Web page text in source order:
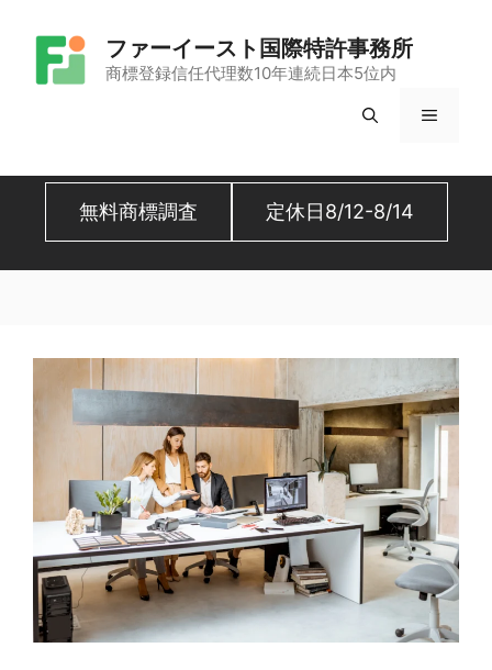
ファーイースト国際特許事務所
商標登録信任代理数10年連続日本5位内
メ
無料商標調査 定休日8/12-8/14